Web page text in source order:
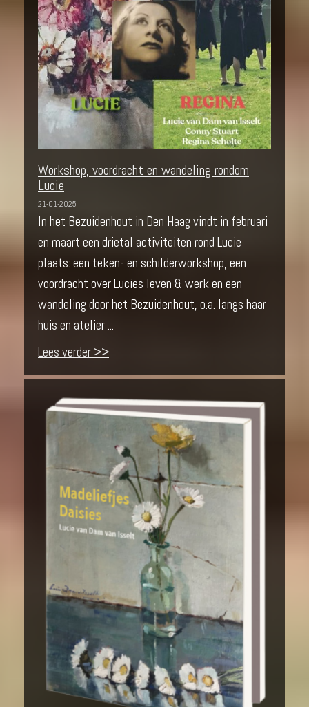
Workshop, voordracht en wandeling rondom
Lucie
21-01-2025
In het Bezuidenhout in Den Haag vindt in februari
en maart een drietal activiteiten rond Lucie
plaats: een teken- en schilderworkshop, een
voordracht over Lucies leven & werk en een
wandeling door het Bezuidenhout, o.a. langs haar
huis en atelier ...
Lees verder >>